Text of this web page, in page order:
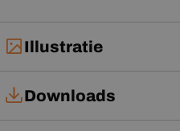
Illustratie
Downloads